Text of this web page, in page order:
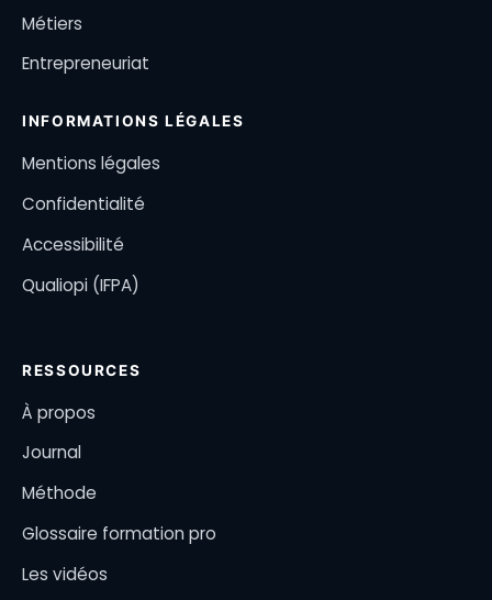
Métiers
Entrepreneuriat
INFORMATIONS LÉGALES
Mentions légales
Confidentialité
Accessibilité
Qualiopi (IFPA)
RESSOURCES
À propos
Journal
Méthode
Glossaire formation pro
Les vidéos